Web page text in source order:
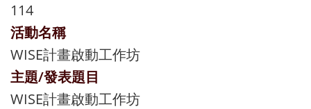
114
活動名稱
WISE計畫啟動工作坊
主題/發表題目
WISE計畫啟動工作坊